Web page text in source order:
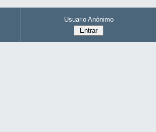
Usuario Anónimo